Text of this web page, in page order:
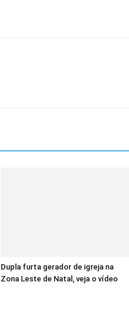
Dupla furta gerador de igreja na
Zona Leste de Natal, veja o vídeo